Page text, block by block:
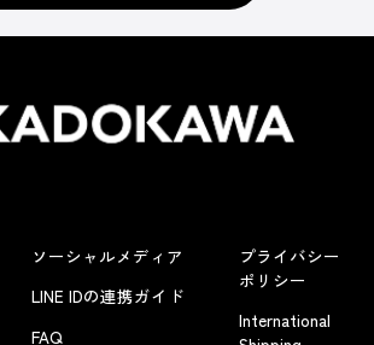
ソーシャルメディア
LINE IDの連携ガイド
FAQ
プライバシー
ポリシー
International